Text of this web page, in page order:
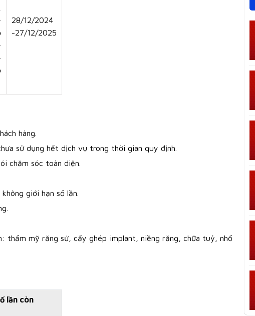
28/12/2024
-27/12/2025
hàng.
sử dụng hết dịch vụ trong thời gian quy định.
chăm sóc toàn diện.
giới hạn số lần.
thẩm mỹ răng sứ, cấy ghép implant, niềng răng, chữa tuỷ, nhổ
lần còn